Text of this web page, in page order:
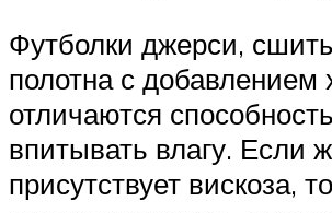
Футболки джерси,
полотна с добавлением
отличаются
впитывать влагу. Если
присутствует вискоза, то